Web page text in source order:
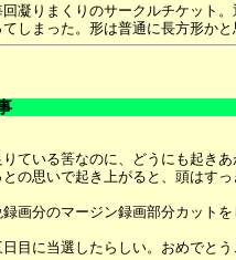
凝りまくりのサークルチケット
しまった。形は普通に長方形か
ている筈なのに、どうにも起きあ
の思いで起き上がると、頭はすっ
画分のマージン録画部分カットを
日目に当選したらしい。おめでと